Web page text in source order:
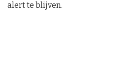
alert te blijven.